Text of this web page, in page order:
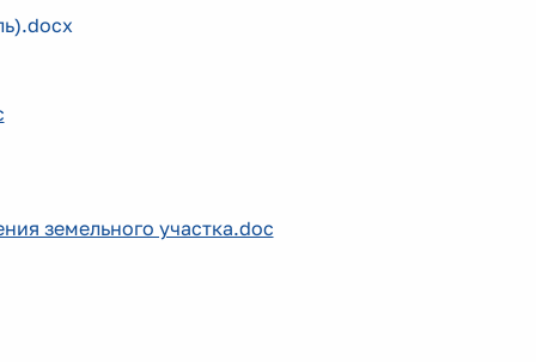
земельного участка.doc